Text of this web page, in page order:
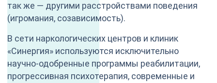
так же — другими расстройствами поведения
(игромания, созависимость).
В сети наркологических центров и клиник
«Синергия» используются исключительно
научно-одобренные программы реабилитации,
прогрессивная психотерапия, современные и